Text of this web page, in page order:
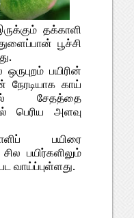
தக்காளி
பூச்சி
பயிரின்
நேரடியாக காய்
சேதத்தை
பெரிய அளவு
பயிரை
பயிர்களிலும்
வாய்ப்புள்ளது.